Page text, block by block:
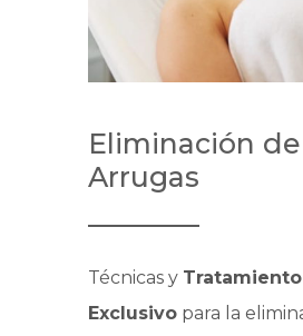
Eliminación de
Arrugas
Técnicas y Tratamiento
Exclusivo para la